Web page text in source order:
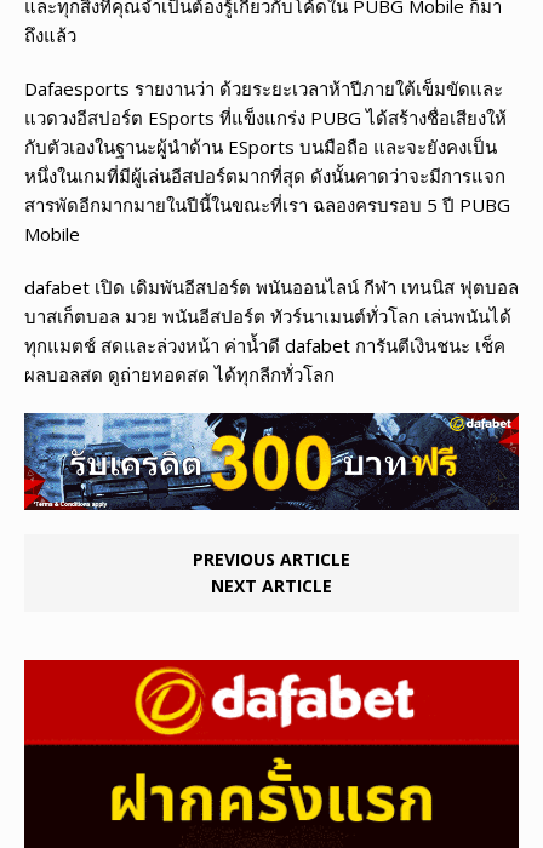
และทุกสิ่งที่คุณจำเป็นต้องรู้เกี่ยวกับโค้ดใน PUBG Mobile ก็มา
ถึงแล้ว
Dafaesports รายงานว่า ด้วยระยะเวลาห้าปีภายใต้เข็มขัดและ
แวดวงอีสปอร์ต ESports ที่แข็งแกร่ง PUBG ได้สร้างชื่อเสียงให้
กับตัวเองในฐานะผู้นำด้าน ESports บนมือถือ และจะยังคงเป็น
หนึ่งในเกมที่มีผู้เล่นอีสปอร์ตมากที่สุด ดังนั้นคาดว่าจะมีการแจก
สารพัดอีกมากมายในปีนี้ในขณะที่เรา ฉลองครบรอบ 5 ปี PUBG
Mobile
dafabet เปิด เดิมพันอีสปอร์ต พนันออนไลน์ กีฬา เทนนิส ฟุตบอล
บาสเก็ตบอล มวย พนันอีสปอร์ต ทัวร์นาเมนต์ทั่วโลก เล่นพนันได้
ทุกแมตช์ สดและล่วงหน้า ค่าน้ำดี dafabet การันตีเงินชนะ เช็ค
ผลบอลสด ดูถ่ายทอดสด ได้ทุกลีกทั่วโลก
PREVIOUS ARTICLE
NEXT ARTICLE